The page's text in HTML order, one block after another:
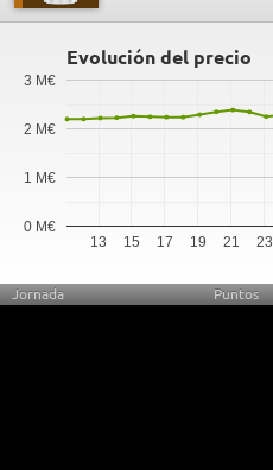
Evolución del precio
13 15 17 19 21 23
0 M€
1 M€
2 M€
3 M€
Jornada Puntos